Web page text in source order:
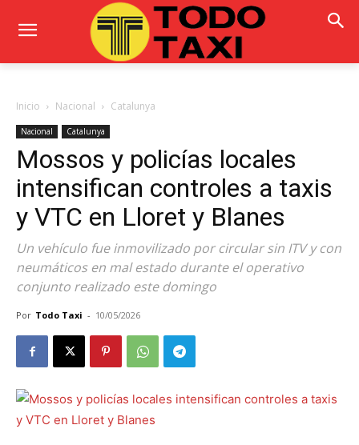
Inicio Nacional Catalunya
Nacional Catalunya
Mossos y policías locales
intensifican controles a taxis
y VTC en Lloret y Blanes
Un vehículo fue inmovilizado por circular sin ITV y con
neumáticos en mal estado durante el operativo
conjunto realizado este domingo
Por Todo Taxi - 10/05/2026